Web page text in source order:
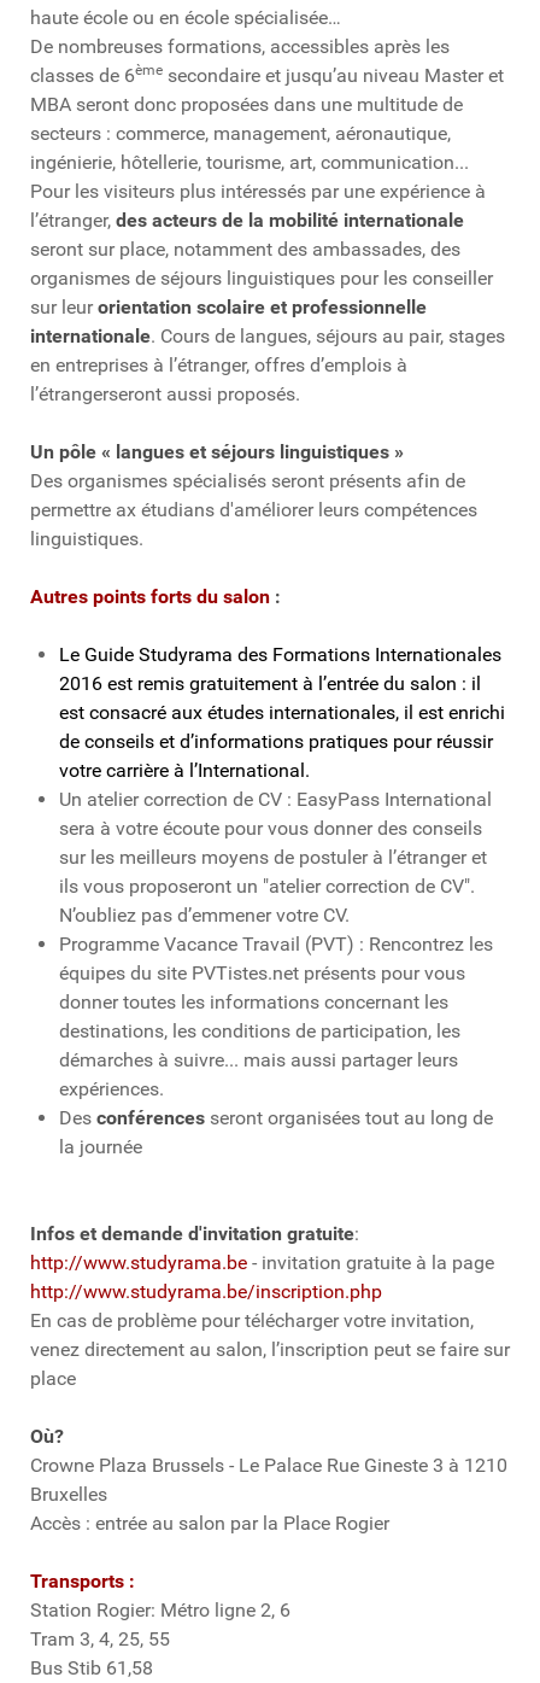
haute école ou en école spécialisée…
De nombreuses formations, accessibles après les
classes de 6ème secondaire et jusqu’au niveau Master et
MBA seront donc proposées dans une multitude de
secteurs : commerce, management, aéronautique,
ingénierie, hôtellerie, tourisme, art, communication...
Pour les visiteurs plus intéressés par une expérience à
l’étranger, des acteurs de la mobilité internationale
seront sur place, notamment des ambassades, des
organismes de séjours linguistiques pour les conseiller
sur leurorientation scolaire et professionnelle
internationale. Cours de langues, séjours au pair, stages
en entreprises à l’étranger, offres d’emplois à
l’étrangerseront aussi proposés.
Un pôle « langues et séjours linguistiques »
Des organismes spécialisés seront présents afin de
permettre ax étudians d'améliorer leurs compétences
linguistiques.
Autres points forts du salon :
Le Guide Studyrama des Formations Internationales
2016 est remis gratuitement à l’entrée du salon : il
est consacré aux études internationales, il est enrichi
de conseils et d’informations pratiques pour réussir
votre carrière à l’International.
Un atelier correction de CV : EasyPass International
sera à votre écoute pour vous donner des conseils
sur les meilleurs moyens de postuler à l’étranger et
ils vous proposeront un "atelier correction de CV".
N’oubliez pas d’emmener votre CV.
Programme Vacance Travail (PVT) : Rencontrez les
équipes du site PVTistes.net présents pour vous
donner toutes les informations concernant les
destinations, les conditions de participation, les
démarches à suivre... mais aussi partager leurs
expériences.
Des conférences seront organisées tout au long de
la journée
Infos et demande d'invitation gratuite:
http://www.studyrama.be - invitation gratuite à la page
http://www.studyrama.be/inscription.php
En cas de problème pour télécharger votre invitation,
venez directement au salon, l’inscription peut se faire sur
place
Où?
Crowne Plaza Brussels - Le Palace Rue Gineste 3 à 1210
Bruxelles
Accès : entrée au salon par la Place Rogier
Transports :
Station Rogier: Métro ligne 2, 6
Tram 3, 4, 25, 55
Bus Stib 61,58